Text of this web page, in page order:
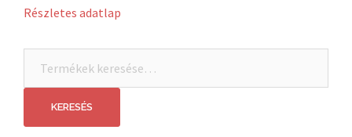
Részletes adatlap
következőre:
KERESÉS